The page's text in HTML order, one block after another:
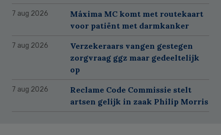
7 aug 2026
Máxima MC komt met routekaart
voor patiënt met darmkanker
7 aug 2026
Verzekeraars vangen gestegen
zorgvraag ggz maar gedeeltelijk
op
7 aug 2026
Reclame Code Commissie stelt
artsen gelijk in zaak Philip Morris